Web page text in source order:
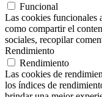
Funcional
Las cookies funcionales
como compartir el
sociales, recopilar
Rendimiento
Rendimiento
Las cookies de
los índices de